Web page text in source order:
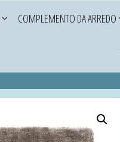
COMPLEMENTO DA ARREDO